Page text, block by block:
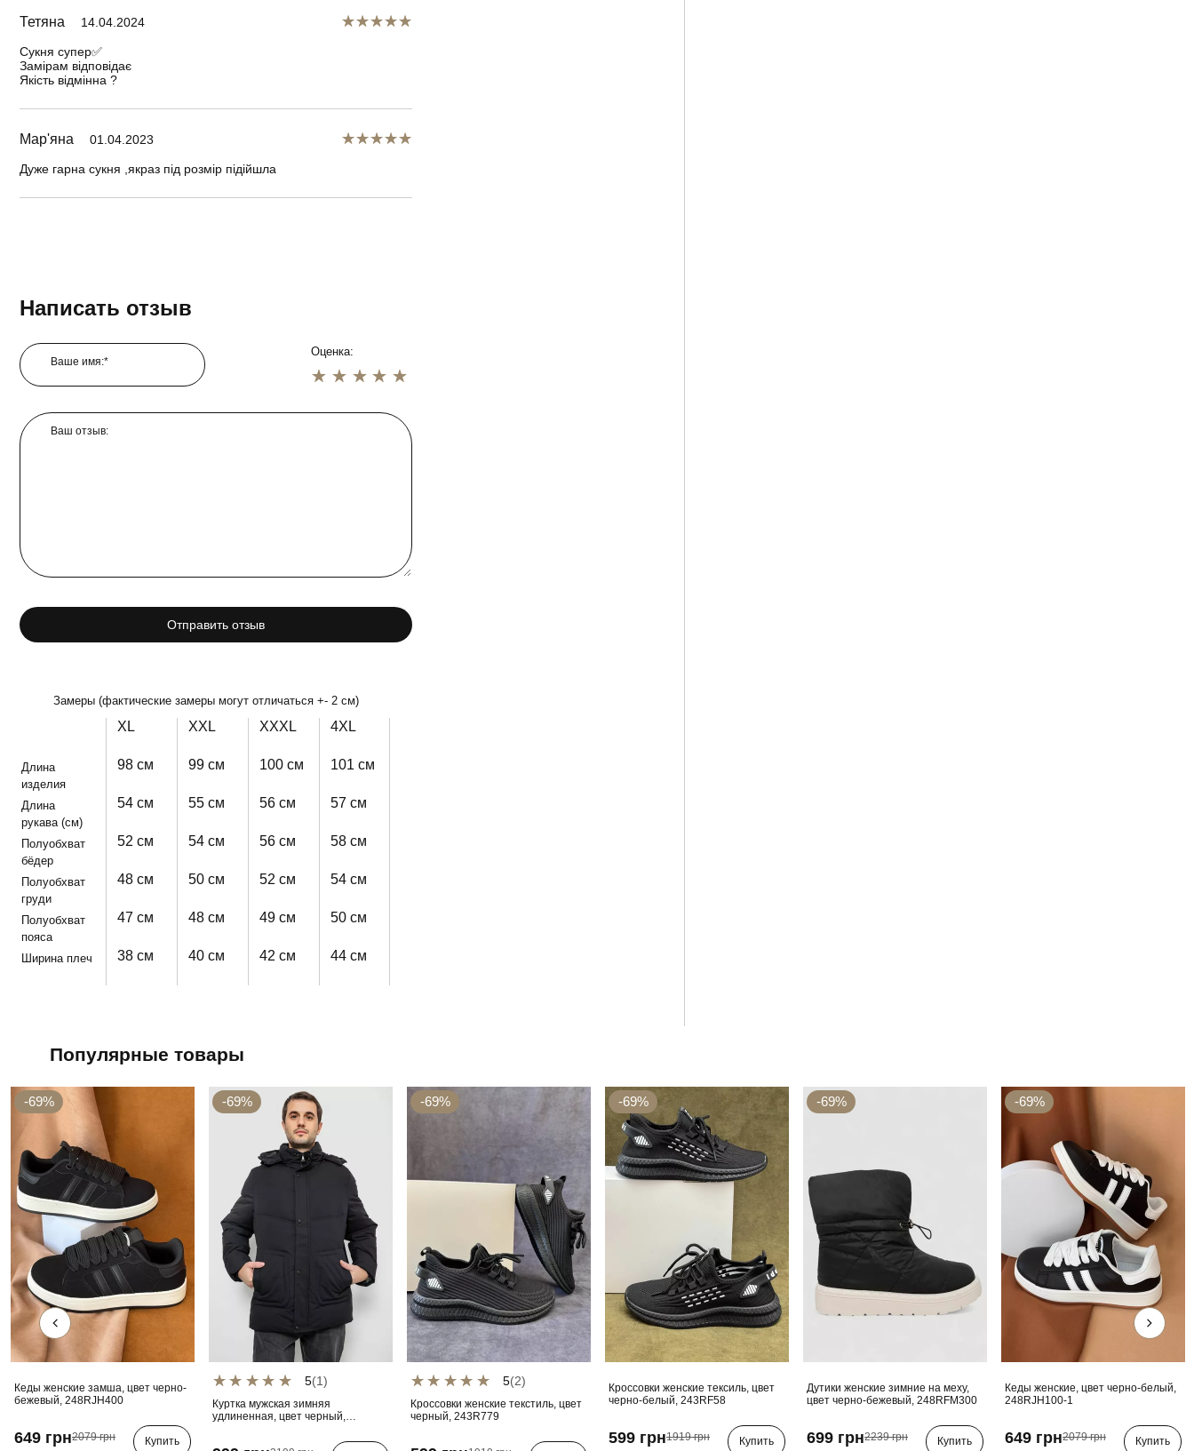
Тетяна 14.04.2024
Сукня супер✅
Замірам відповідає
Якість відмінна ?
Мар'яна 01.04.2023
Дуже гарна сукня ,якраз під розмір підійшла
Написать отзыв
Ваше имя:*
Оценка:
1 star
2 star
3 star
4 star
5 star
Ваш отзыв:
Отправить отзыв
Замеры (фактические замеры могут отличаться +- 2 см)
XL XXL XXXL 4XL
Длина
изделия
98 см 99 см 100 см 101 см
Длина
рукава (см)
54 см 55 см 56 см 57 см
Полуобхват
бёдер
52 см 54 см 56 см 58 см
Полуобхват
груди
48 см 50 см 52 см 54 см
Полуобхват
пояса
47 см 48 см 49 см 50 см
Ширина плеч 38 см 40 см 42 см 44 см
Популярные товары
-69%
Кеды женские замша, цвет черно-
бежевый, 248RJH400
649 грн2079 грн Купить
-69%
5(1)
Куртка мужская зимняя
удлиненная, цвет черный,
-69%
5(2)
Кроссовки женские текстиль, цвет
черный, 243R779
-69%
Кроссовки женские тексиль, цвет
черно-белый, 243RF58
599 грн1919 грн Купить
-69%
Дутики женские зимние на меху,
цвет черно-бежевый, 248RFM300
699 грн2239 грн Купить
-69%
Кеды женские, цвет черно-белый,
248RJH100-1
649 грн2079 грн Купить